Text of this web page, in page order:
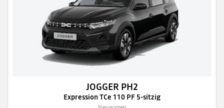
JOGGER PH2
Expression TCe 110 PF 5-sitzig